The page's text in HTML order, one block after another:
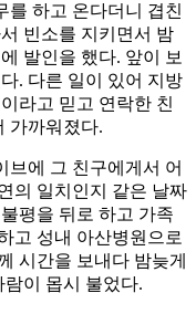
를 하고 온다더니 겹친
빈소를 지키면서 밤
발인을 했다. 앞이 보
. 다른 일이 있어 지방
라고 믿고 연락한 친
가까워졌다.
브에 그 친구에게서 어
의 일치인지 같은 날짜
평을 뒤로 하고 가족
고 성내 아산병원으로
시간을 보내다 밤늦게
이 몹시 불었다.